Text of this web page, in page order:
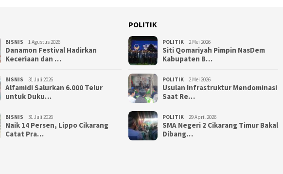
BISNIS 1 Agustus 2026
Danamon Festival Hadirkan
Keceriaan dan …
BISNIS 31 Juli 2026
Alfamidi Salurkan 6.000 Telur
untuk Duku…
BISNIS 31 Juli 2026
Naik 14 Persen, Lippo Cikarang
Catat Pra…
POLITIK
POLITIK 2 Mei 2026
Siti Qomariyah Pimpin NasDem
Kabupaten B…
POLITIK 2 Mei 2026
Usulan Infrastruktur Mendominasi
Saat Re…
POLITIK 29 April 2026
SMA Negeri 2 Cikarang Timur Bakal
Dibang…